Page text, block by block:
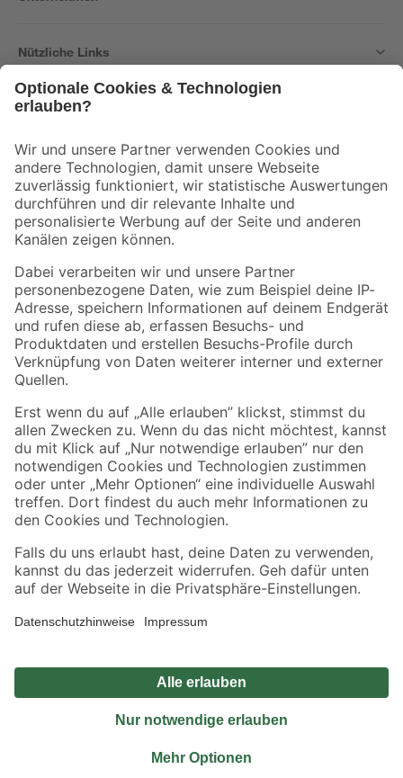
Nützliche Links
Der toom Newsletter: Keine Angebote und Aktionen mehr verpassen!
Zur Newsletter Anmeldung
Folge uns
Zahlungsarten Versandarten
Sicher einkaufen
Jetzt die toom-App herunterladen
Alle Preisangaben in EUR inkl. gesetzl. MwSt.. Die dargestellten Angebote sind unter
Umständen nicht in allen Märkten verfügbar. Die angegebenen Verfügbarkeiten beziehen
Produkte nur solange der Vorrat reicht.
*Paketversand ab 59 € versandkostenfrei, gilt nicht für Artikel mit Speditionsversand, hier
Privatsphäre Impressum
Nutzungsbedingungen
Widerrufsrecht
Vertrag widerrufen
© 2026 toom Baumarkt GmbH